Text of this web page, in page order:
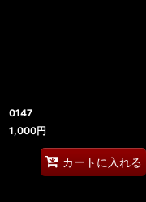
0147
1,000円
カートに入れる